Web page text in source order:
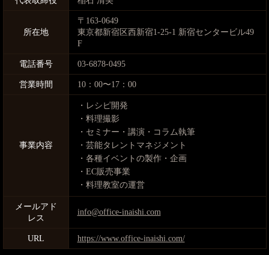
所在地
〒163-0649
東京都新宿区西新宿1-25-1 新宿センタービル49
F
電話番号 03-6878-0495
営業時間 10：00〜17：00
事業内容
・レシピ開発
・料理撮影
・セミナー・講演・コラム執筆
・芸能タレントマネジメント
・各種イベントの製作・企画
・EC販売事業
・料理教室の運営
メールアド
レス
info@office-inaishi.com
URL https://www.office-inaishi.com/